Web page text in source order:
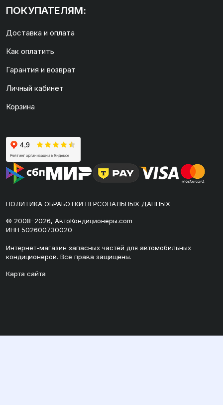
ПОКУПАТЕЛЯМ:
Доставка и оплата
Как оплатить
Гарантия и возврат
Личный кабинет
Корзина
ПОЛИТИКА ОБРАБОТКИ ПЕРСОНАЛЬНЫХ ДАННЫХ
© 2008–2026, АвтоКондиционеры.com
ИНН 502600730020
Интернет-магазин запасных частей для автомобильных
кондиционеров. Все права защищены.
Карта сайта